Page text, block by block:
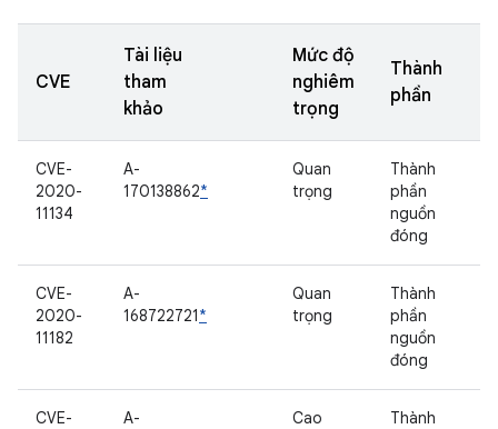
CVE
Tài liệu
tham
khảo
Mức độ
nghiêm
trọng
Thành
phần
CVE-
2020-
11134
A-
170138862*
Quan
trọng
Thành
phần
nguồn
đóng
CVE-
2020-
11182
A-
168722721*
Quan
trọng
Thành
phần
nguồn
đóng
CVE-
A-
Cao
Thành